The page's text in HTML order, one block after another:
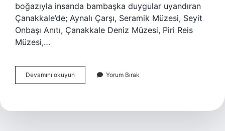
boğazıyla insanda bambaşka duygular uyandıran
Çanakkale’de; Aynalı Çarşı, Seramik Müzesi, Seyit
Onbaşı Anıtı, Çanakkale Deniz Müzesi, Piri Reis
Müzesi,…
Devamını okuyun Canakkale
De
Yorum Bırak